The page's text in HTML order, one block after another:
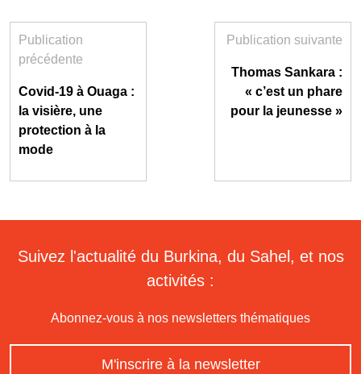
Publication
précédente
Covid-19 à Ouaga :
la visière, une
protection à la
mode
Publication suivante
Thomas Sankara :
« c’est un phare
pour la jeunesse »
Suivez l'actualité du Burkina, du Sahel, et nos
activités :
Abonnez-vous à nos newsletters thématiques
M'inscrire à la newsletter